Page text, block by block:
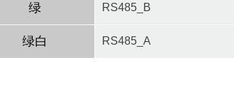
绿 RS485_B
绿白 RS485_A